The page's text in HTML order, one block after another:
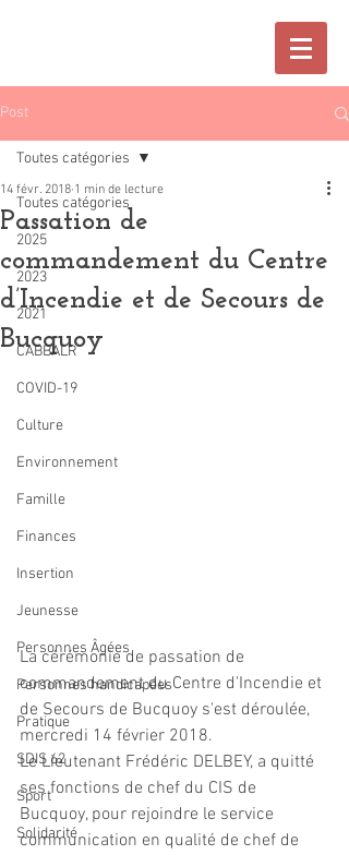
Post
Toutes catégories
2025
2023
2021
CABBALR
COVID-19
Culture
Environnement
Famille
Finances
Insertion
Jeunesse
Personnes Âgées
Personnes handicapées
Pratique
SDIS 62
Sport
Solidarité
Toutes catégories
Passation de
commandement du Centre
d’Incendie et de Secours de
Bucquoy
14 févr. 2018 1 min de lecture
La cérémonie de passation de
commandement du Centre d'Incendie et
de Secours de Bucquoy s'est déroulée,
mercredi 14 février 2018.
Le Lieutenant Frédéric DELBEY, a quitté
ses fonctions de chef du CIS de
Bucquoy, pour rejoindre le service
communication en qualité de chef de